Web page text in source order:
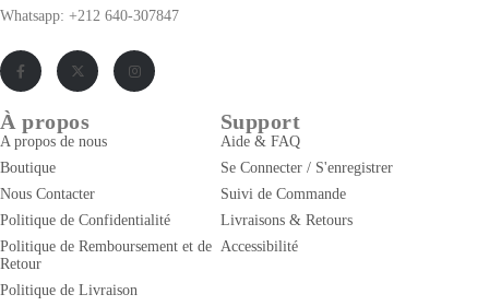
Whatsapp: +212 640-307847
À propos
A propos de nous
Boutique
Nous Contacter
Politique de Confidentialité
Politique de Remboursement et de
Retour
Politique de Livraison
Support
Aide & FAQ
Se Connecter / S'enregistrer
Suivi de Commande
Livraisons & Retours
Accessibilité